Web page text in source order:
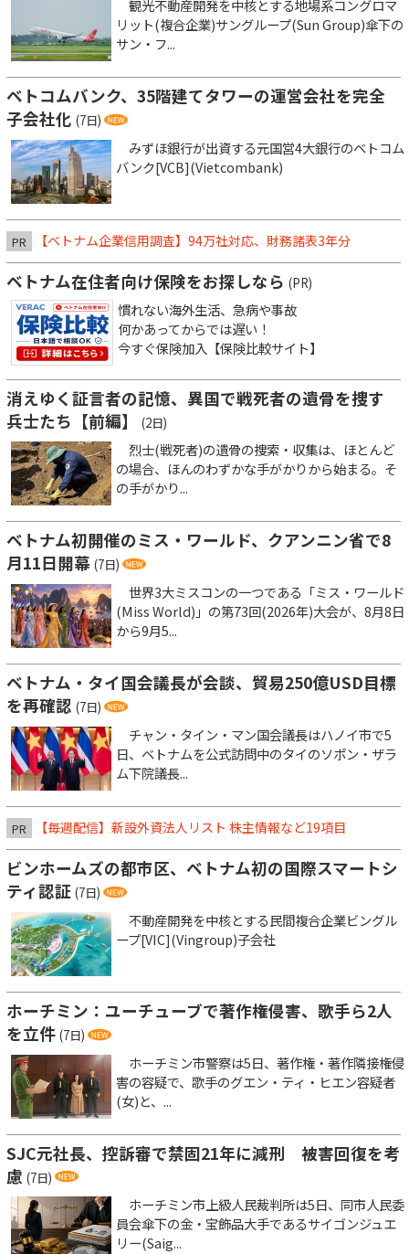
観光不動産開発を中核とする地場系コングロマ
リット(複合企業)サングループ(Sun Group)傘下の
サン・フ...
ベトコムバンク、35階建てタワーの運営会社を完全
子会社化 (7日)
みずほ銀行が出資する元国営4大銀行のベトコム
バンク[VCB](Vietcombank)
PR 【ベトナム企業信用調査】94万社対応、財務諸表3年分
ベトナム在住者向け保険をお探しなら (PR)
慣れない海外生活、急病や事故
何かあってからでは遅い！
今すぐ保険加入【保険比較サイト】
消えゆく証言者の記憶、異国で戦死者の遺骨を捜す
兵士たち【前編】
(2日)
烈士(戦死者)の遺骨の捜索・収集は、ほとんど
の場合、ほんのわずかな手がかりから始まる。そ
の手がかり...
ベトナム初開催のミス・ワールド、クアンニン省で8
月11日開幕 (7日)
世界3大ミスコンの一つである「ミス・ワールド
(Miss World)」の第73回(2026年)大会が、8月8日
から9月5...
ベトナム・タイ国会議長が会談、貿易250億USD目標
を再確認 (7日)
チャン・タイン・マン国会議長はハノイ市で5
日、ベトナムを公式訪問中のタイのソポン・ザラ
ム下院議長...
PR 【毎週配信】新設外資法人リスト 株主情報など19項目
ビンホームズの都市区、ベトナム初の国際スマートシ
ティ認証 (7日)
不動産開発を中核とする民間複合企業ビングル
ープ[VIC](Vingroup)子会社
ホーチミン：ユーチューブで著作権侵害、歌手ら2人
を立件 (7日)
ホーチミン市警察は5日、著作権・著作隣接権侵
害の容疑で、歌手のグエン・ティ・ヒエン容疑者
(女)と、...
SJC元社長、控訴審で禁固21年に減刑 被害回復を考
慮 (7日)
ホーチミン市上級人民裁判所は5日、同市人民委
員会傘下の金・宝飾品大手であるサイゴンジュエ
リー(Saig...